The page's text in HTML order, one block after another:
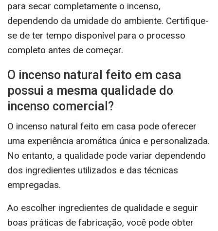
para secar completamente o incenso,
dependendo da umidade do ambiente. Certifique-
se de ter tempo disponível para o processo
completo antes de começar.
O incenso natural feito em casa
possui a mesma qualidade do
incenso comercial?
O incenso natural feito em casa pode oferecer
uma experiência aromática única e personalizada.
No entanto, a qualidade pode variar dependendo
dos ingredientes utilizados e das técnicas
empregadas.
Ao escolher ingredientes de qualidade e seguir
boas práticas de fabricação, você pode obter